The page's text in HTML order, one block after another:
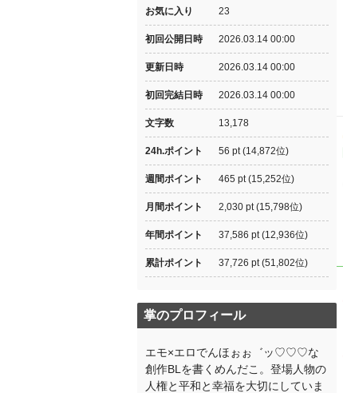
お気に入り 23
初回公開日時 2026.03.14 00:00
更新日時 2026.03.14 00:00
初回完結日時 2026.03.14 00:00
文字数 13,178
24h.ポイント 56 pt (14,872位)
週間ポイント 465 pt (15,252位)
月間ポイント 2,030 pt (15,798位)
年間ポイント 37,586 pt (12,936位)
累計ポイント 37,726 pt (51,802位)
掌のプロフィール
エモ×エロでんほぉぉ゛ッ♡♡♡な
創作BLを書くめんだこ。登場人物の
人権と平和と幸福を大切にしていま